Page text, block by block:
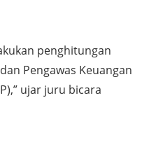
penghitungan
Pengawas Keuangan
ujar juru bicara